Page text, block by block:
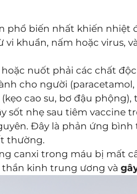
phổ biến nhất khiến nhiệt
khuẩn, nấm hoặc virus,
nuốt phải các chất
cho người
cao su, bơ đậu
sốt nhẹ sau tiêm vaccine
Đây là phản ứng
thường.
canxi trong máu bị mất
thần kinh trung ương và